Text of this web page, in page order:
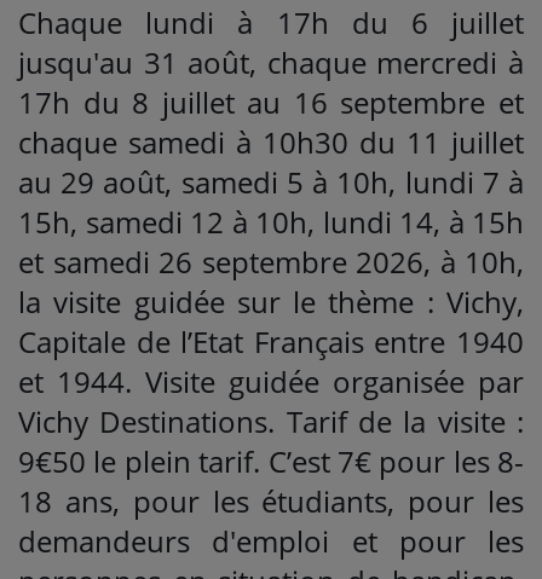
Chaque lundi à 17h du 6 juillet
jusqu'au 31 août, chaque mercredi à
17h du 8 juillet au 16 septembre et
chaque samedi à 10h30 du 11 juillet
au 29 août, samedi 5 à 10h, lundi 7 à
15h, samedi 12 à 10h, lundi 14, à 15h
et samedi 26 septembre 2026, à 10h,
la visite guidée sur le thème : Vichy,
Capitale de l’Etat Français entre 1940
et 1944. Visite guidée organisée par
Vichy Destinations. Tarif de la visite :
9€50 le plein tarif. C’est 7€ pour les 8-
18 ans, pour les étudiants, pour les
demandeurs d'emploi et pour les